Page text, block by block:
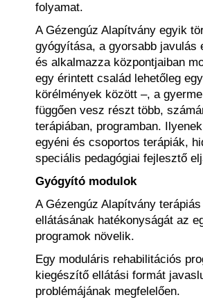
folyamat.
A Gézengúz Alapítvány egyik
gyógyítása, a gyorsabb javulás
és alkalmazza központjaiban
egy érintett család lehetőleg
körélmények között –, a
függően vesz részt több,
terápiában, programban.
egyéni és csoportos terápiák,
speciális pedagógiai fejlesztő
Gyógyító modulok
A Gézengúz Alapítvány
ellátásának hatékonyságát az
programok növelik.
Egy moduláris rehabilitációs
kiegészítő ellátási formát
problémájának megfelelően.